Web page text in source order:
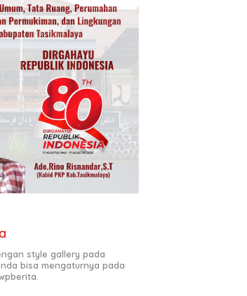
style gallery pada
bisa mengaturnya pada